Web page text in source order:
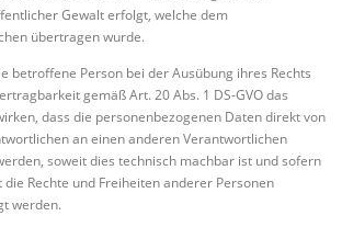
Gewalt erfolgt, welche dem
übertragen wurde.
betroffene Person bei der Ausübung ihres Rechts
gemäß Art. 20 Abs. 1 DS-GVO das
dass die personenbezogenen Daten direkt von
an einen anderen Verantwortlichen
soweit dies technisch machbar ist und sofern
die Rechte und Freiheiten anderer Personen
werden.